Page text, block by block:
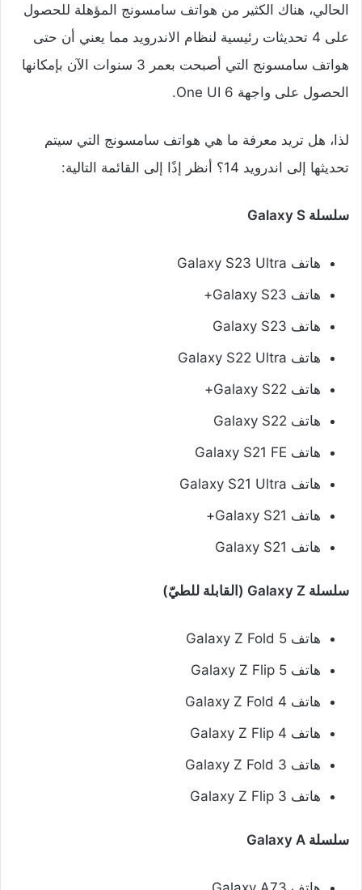
الحالي، هناك الكثير من هواتف سامسونج المؤهلة للحصول
على 4 تحديثات رئيسية
لنظام الاندرويد مما يعني أن حتى
هواتف سامسونج التي أصبحت بعمر 3 سنوات الآن بإمكانها
الحصول على واجهة One UI 6.
لذا، هل تريد معرفة ما هي هواتف سامسونج التي سيتم
تحديثها إلى اندرويد 14؟ أنظر إذًا إلى القائمة التالية:
سلسلة Galaxy S
هاتف Galaxy S23 Ultra
هاتف Galaxy S23+
هاتف Galaxy S23
هاتف Galaxy S22 Ultra
هاتف Galaxy S22+
هاتف Galaxy S22
هاتف Galaxy S21 FE
هاتف Galaxy S21 Ultra
هاتف Galaxy S21+
هاتف Galaxy S21
سلسلة Galaxy Z (القابلة للطيّ)
هاتف Galaxy Z Fold 5
هاتف Galaxy Z Flip 5
هاتف Galaxy Z Fold 4
هاتف Galaxy Z Flip 4
هاتف Galaxy Z Fold 3
هاتف Galaxy Z Flip 3
سلسلة Galaxy A